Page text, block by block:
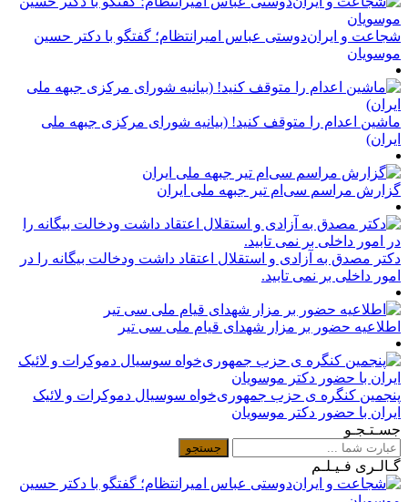
شجاعت و ایران‌دوستی عباس امیرانتظام؛ گفتگو با دکتر حسین
موسویان
ماشین اعدام را متوقف کنید! (بیانیه شورای مرکزی جبهه ملی
ایران)
گزارش مراسم سی‌ام تیر جبهه ملی ایران
دکتر مصدق به آزادی و استقلال اعتقاد داشت ودخالت بیگانه را در
امور داخلی بر نمی تابید.
اطلاعیه حضور بر مزار شهدای قیام ملی سی تیر
پنجمین کنگره ی حزب جمهوری‌خواه سوسیال دموکرات و لائیک
ایران با حضور دکتر موسویان
جسـتـجـو
گـالـری فـیـلـم